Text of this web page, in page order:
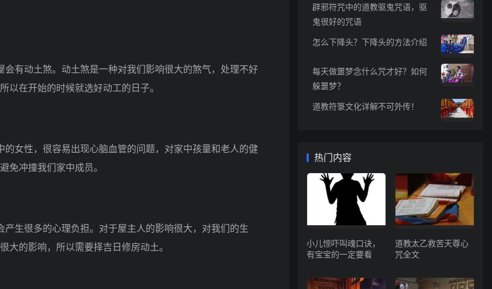
有动土煞。动土煞是一种对我们影响很大的煞气，处理不好
以在开始的时候就选好动工的日子。
女性，很容易出现心脑血管的问题，对家中孩童和老人的健
免冲撞我们家中成员。
生很多的心理负担。对于屋主人的影响很大，对我们的生
的影响，所以需要择吉日修房动土。
辟邪符咒中的道教驱鬼咒语，驱
鬼很好的咒语
怎么下降头？下降头的方法介绍
每天做噩梦念什么咒才好？如何
躲噩梦？
道教符箓文化详解不可外传！
热门内容
小儿惊吓叫魂口诀，
有宝宝的一定要看
道教太乙救苦天尊心
咒全文